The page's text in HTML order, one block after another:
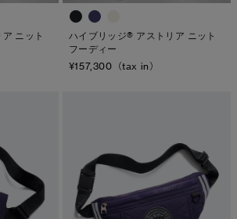
ニット
ハイブリッジ® アストリア ニット
フーディー
¥157,300（tax in）